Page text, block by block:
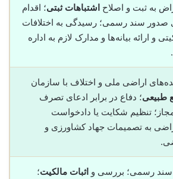
به ثبت و اصلاح اشتباهات ثبتی؛ اقدام
صدور سند رسمی؛ رسیدگی به اختلافات
و ارائه بیانه‌ها و مدارک لازم به اداره
اراضی ملی و اختلاف با سازمان
طبیعی؛ دفاع در برابر ادعای تصرف
تنظیم شکایت یا دادخواست
به تصمیمات جهاد کشاورزی و
سند رسمی؛ بررسی و اثبات مالکیت؛